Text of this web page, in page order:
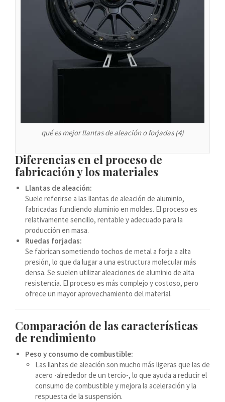
qué es mejor llantas de aleación o forjadas (4)
Diferencias en el proceso de
fabricación y los materiales
Llantas de aleación:
Suele referirse a las llantas de aleación de aluminio,
fabricadas fundiendo aluminio en moldes. El proceso es
relativamente sencillo, rentable y adecuado para la
producción en masa.
Ruedas forjadas:
Se fabrican sometiendo tochos de metal a forja a alta
presión, lo que da lugar a una estructura molecular más
densa. Se suelen utilizar aleaciones de aluminio de alta
resistencia. El proceso es más complejo y costoso, pero
ofrece un mayor aprovechamiento del material.
Comparación de las características
de rendimiento
Peso y consumo de combustible:
Las llantas de aleación son mucho más ligeras que las de
acero -alrededor de un tercio-, lo que ayuda a reducir el
consumo de combustible y mejora la aceleración y la
respuesta de la suspensión.
English (UK)
English (New Zealand)
Deutsch (Schweiz, Du)
Deutsch (Österreich)
Español de Costa Rica
Español de Puerto Rico
Español de México
Français de Belgique
Français du Canada
O‘zbekcha
Кыргызча
Қазақ тілі
Bosanski
Aragonés
Tiếng Việt
اردو